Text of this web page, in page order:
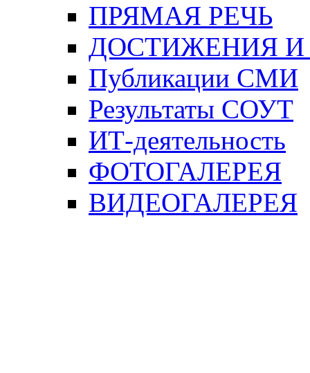
ПРЯМАЯ РЕЧЬ
ДОСТИЖЕНИЯ И
Публикации СМИ
Результаты СОУТ
ИТ-деятельность
ФОТОГАЛЕРЕЯ
ВИДЕОГАЛЕРЕЯ